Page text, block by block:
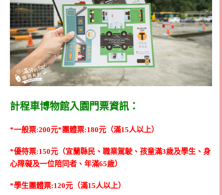
計程車博物館入園門票資訊：
*一般票:200元*團體票:180元（滿15人以上）
*優待票:150元（宜蘭縣民、職業駕駛、孩童滿3歲及學生、身
心障礙及一位陪同者、年滿65歲）
*學生團體票:120元（滿15人以上）